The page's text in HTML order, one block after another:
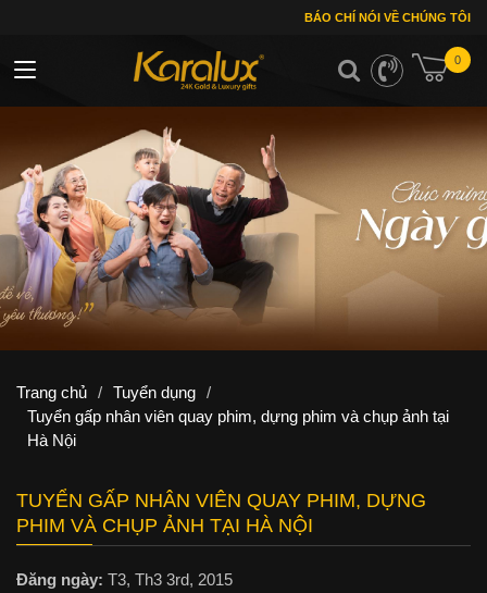
BÁO CHÍ NÓI VỀ CHÚNG TÔI
0
Toggle navigation
Trang chủ / Tuyển dụng /
Tuyển gấp nhân viên quay phim, dựng phim và chụp ảnh tại
Hà Nội
TUYỂN GẤP NHÂN VIÊN QUAY PHIM, DỰNG
PHIM VÀ CHỤP ẢNH TẠI HÀ NỘI
Đăng ngày: T3, Th3 3rd, 2015